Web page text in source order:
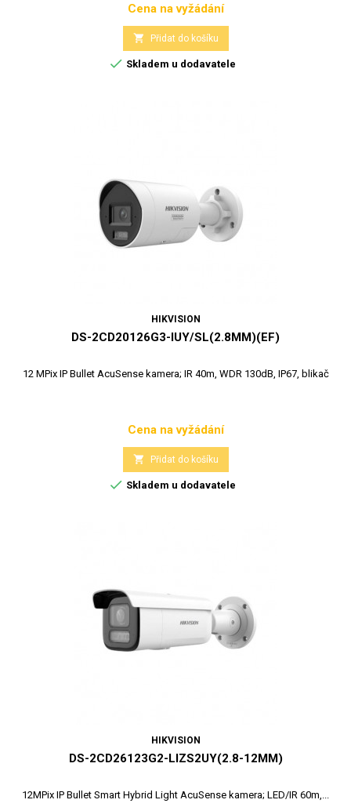
Cena
Cena na vyžádání
 Přidat do košíku
 Skladem u dodavatele
HIKVISION
DS-2CD20126G3-IUY/SL(2.8MM)(EF)
12 MPix IP Bullet AcuSense kamera; IR 40m, WDR 130dB, IP67, blikač
Cena
Cena na vyžádání
 Přidat do košíku
 Skladem u dodavatele
HIKVISION
DS-2CD26123G2-LIZS2UY(2.8-12MM)
12MPix IP Bullet Smart Hybrid Light AcuSense kamera; LED/IR 60m,...